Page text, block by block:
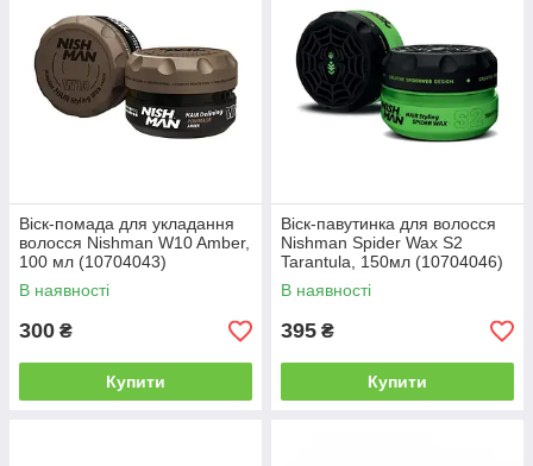
Віск-помада для укладання
волосся Nishman W10 Amber,
100 мл (10704043)
В наявності
300 ₴
Купити
Віск-павутинка для волосся
Nishman Spider Wax S2
Tarantula, 150мл (10704046)
В наявності
395 ₴
Купити